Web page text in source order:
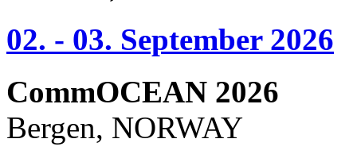
02. - 03. September 2026
CommOCEAN 2026
Bergen, NORWAY